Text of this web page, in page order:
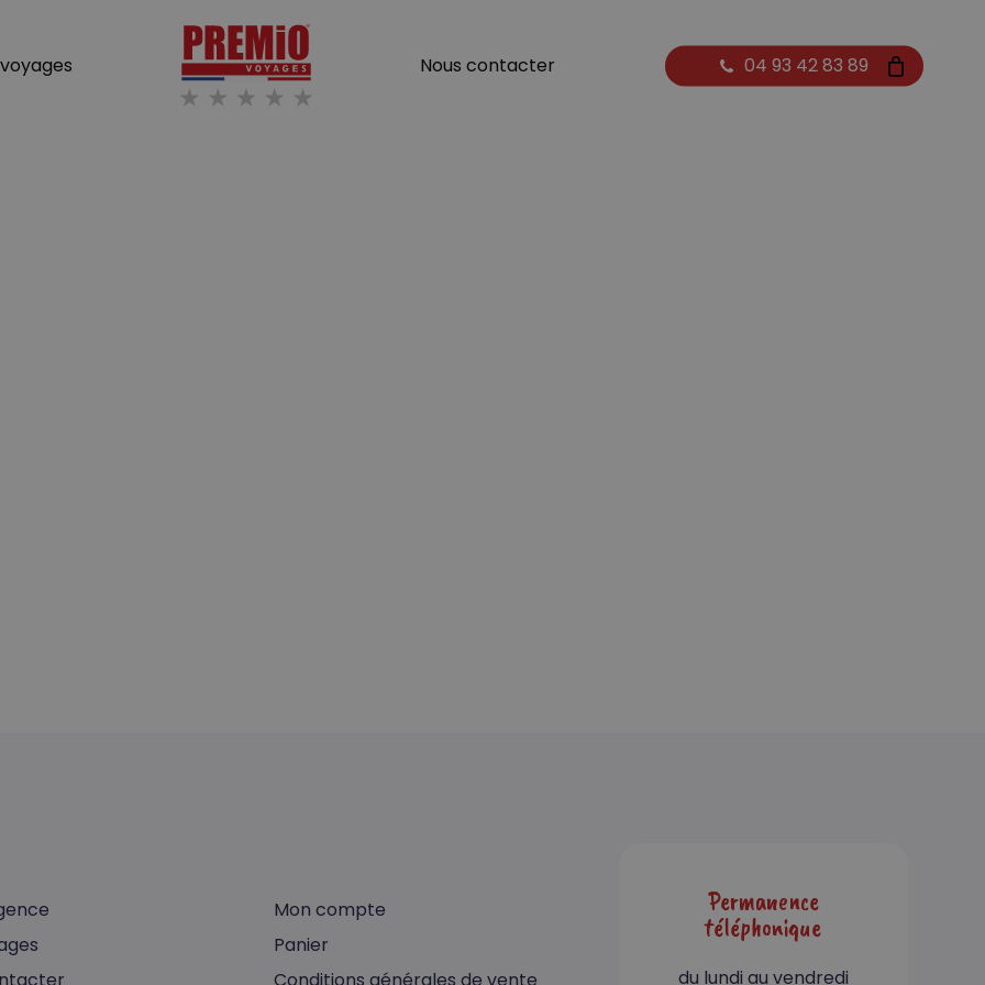
Nous contacter 04 93 42 83 89
Cart Close
Cart
Mon compte
Panier
Permanence
téléphonique
du lundi au vendredi